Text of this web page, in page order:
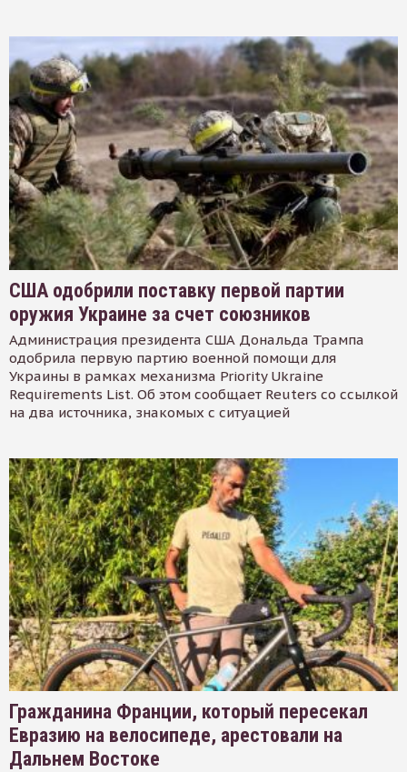
США одобрили поставку первой партии
оружия Украине за счет союзников
Администрация президента США Дональда Трампа
одобрила первую партию военной помощи для
Украины в рамках механизма Priority Ukraine
Requirements List. Об этом сообщает Reuters со ссылкой
на два источника, знакомых с ситуацией
Гражданина Франции, который пересекал
Евразию на велосипеде, арестовали на
Дальнем Востоке